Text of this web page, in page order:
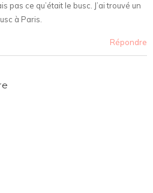
pas ce qu’était le busc. J’ai trouvé un
à Paris.
Répondre